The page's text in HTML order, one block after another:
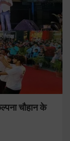
चौहान के